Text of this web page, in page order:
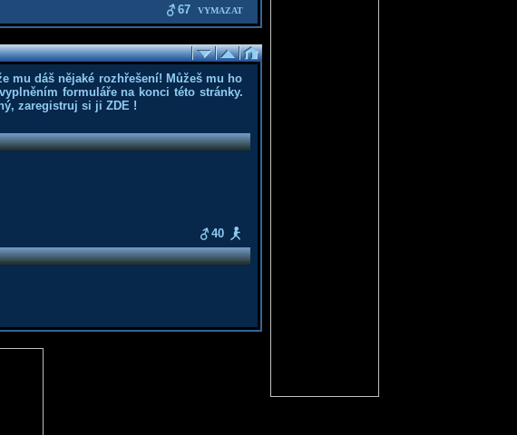
67 VYMAZAT
mu dáš nějaké rozhřešení! Můžeš mu ho
formuláře na konci této stránky.
zaregistruj si ji ZDE!
40